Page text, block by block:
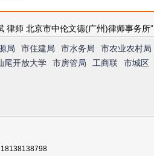
律师 北京市中伦文德(广州)律师事务所”
局 市住建局 市水务局 市农业农村局
尾开放大学 市房管局 工商联
市城区